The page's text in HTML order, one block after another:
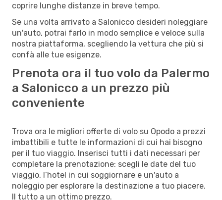
coprire lunghe distanze in breve tempo.
Se una volta arrivato a Salonicco desideri noleggiare
un'auto, potrai farlo in modo semplice e veloce sulla
nostra piattaforma, scegliendo la vettura che più si
confà alle tue esigenze.
Prenota ora il tuo volo da Palermo
a Salonicco a un prezzo più
conveniente
Trova ora le migliori offerte di volo su Opodo a prezzi
imbattibili e tutte le informazioni di cui hai bisogno
per il tuo viaggio. Inserisci tutti i dati necessari per
completare la prenotazione: scegli le date del tuo
viaggio, l’hotel in cui soggiornare e un'auto a
noleggio per esplorare la destinazione a tuo piacere.
Il tutto a un ottimo prezzo.